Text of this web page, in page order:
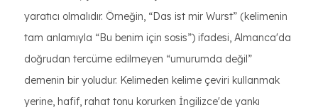
yaratıcı olmalıdır. Örneğin, “Das ist mir Wurst” (kelimenin
tam anlamıyla “Bu benim için sosis”) ifadesi, Almanca'da
doğrudan tercüme edilmeyen “umurumda değil”
demenin bir yoludur. Kelimeden kelime çeviri kullanmak
yerine, hafif, rahat tonu korurken İngilizce'de yankı